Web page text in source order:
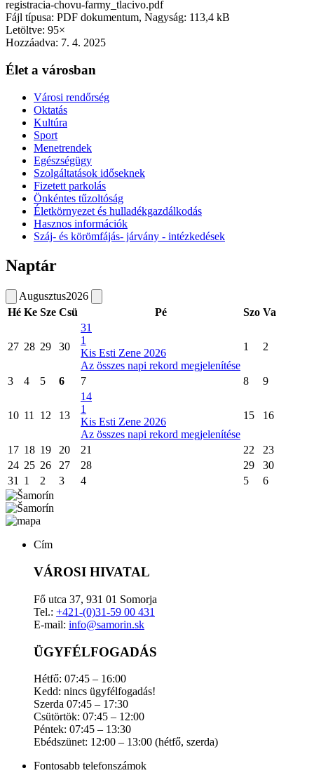
registracia-chovu-farmy_tlacivo.pdf
Fájl típusa: PDF dokumentum, Nagyság: 113,4 kB
Letöltve: 95×
Hozzáadva: 7. 4. 2025
Élet a városban
Városi rendőrség
Oktatás
Kultúra
Sport
Menetrendek
Egészségügy
Szolgáltatások időseknek
Fizetett parkolás
Önkéntes tűzoltóság
Életkörnyezet és hulladékgazdálkodás
Hasznos információk
Száj- és körömfájás- járvány - intézkedések
Naptár
Augusztus2026
Hé Ke Sze Csü Pé Szo Va
27 28 29 30
31
1
Kis Esti Zene 2026
Az összes napi rekord megjelenítése
1 2
3 4 5 6 7 8 9
10 11 12 13
14
1
Kis Esti Zene 2026
Az összes napi rekord megjelenítése
15 16
17 18 19 20 21 22
23
24 25 26 27 28 29
30
31
1 2 3 4 5 6
Cím
VÁROSI HIVATAL
Fő utca 37, 931 01 Somorja
Tel.: +421-(0)31-59 00 431
E-mail: info@samorin.sk
ÜGYFÉLFOGADÁS
Hétfő: 07:45 – 16:00
Kedd: nincs ügyfélfogadás!
Szerda 07:45 – 17:30
Csütörtök: 07:45 – 12:00
Péntek: 07:45 – 13:30
Ebédszünet: 12:00 – 13:00 (hétfő, szerda)
Fontosabb telefonszámok